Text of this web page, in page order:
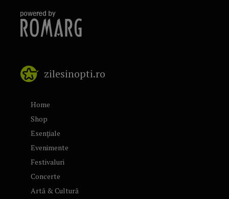
zilesinopti.ro
Home
Shop
Esențiale
Evenimente
Festivaluri
Concerte
Artă & Cultură